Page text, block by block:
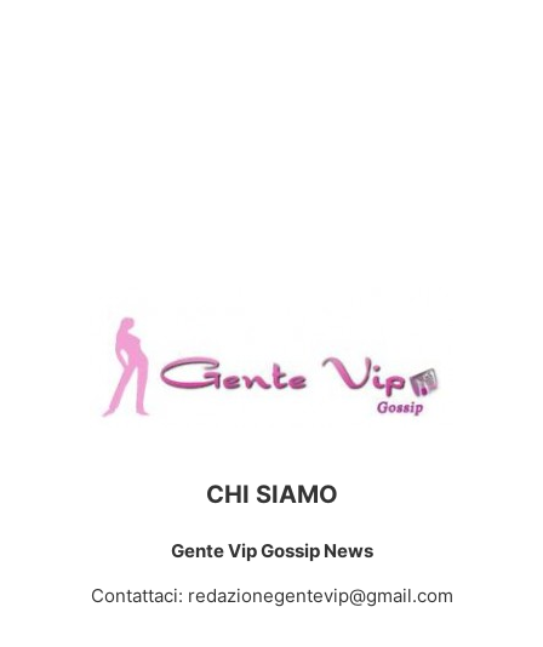
CHI SIAMO
Gente Vip Gossip News
Contattaci: redazionegentevip@gmail.com